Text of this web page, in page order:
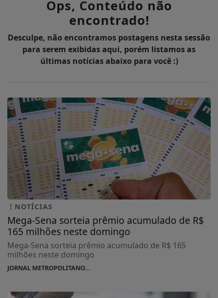
Ops, Conteúdo não
encontrado!
Desculpe, não encontramos postagens nesta sessão
para serem exibidas aqui, porém listamos as
últimas notícias abaixo para você :)
NOTÍCIAS
Mega-Sena sorteia prêmio acumulado de R$
165 milhões neste domingo
Mega-Sena sorteia prêmio acumulado de R$ 165
milhões neste domingo
JORNAL METROPOLITANO...